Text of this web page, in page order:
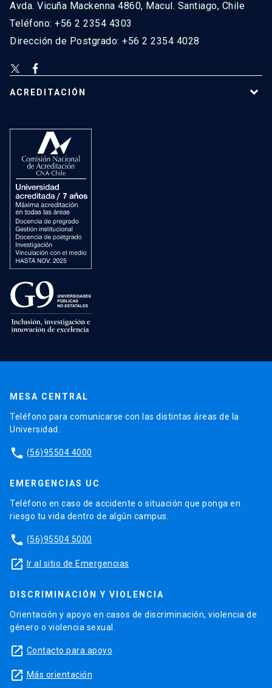
Avda. Vicuña Mackenna 4860, Macul. Santiago, Chile
Teléfono: +56 2 2354 4303
Dirección de Postgrado: +56 2 2354 4028
ACREDITACIÓN
MESA CENTRAL
Teléfono para comunicarse con las distintas áreas de la
Universidad.
phone (56)95504 4000
EMERGENCIAS UC
Teléfono en caso de accidente o situación que ponga en
riesgo tu vida dentro de algún campus.
phone (56)95504 5000
launch Ir al sitio de Emergencias
DISCRIMINACIÓN Y VIOLENCIA
Orientación y apoyo en casos de discriminación, violencia de
género o violencia sexual.
launch Contacto para apoyo
launch Más orientación